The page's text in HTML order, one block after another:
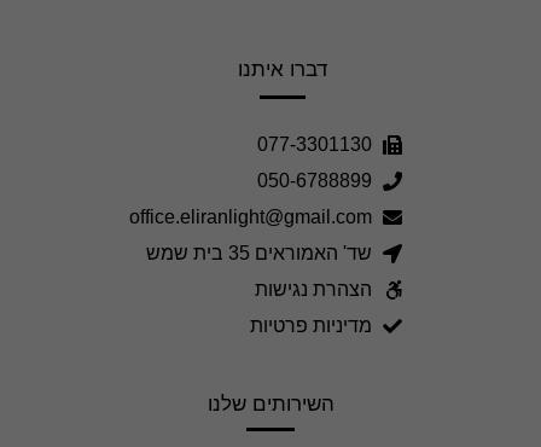
דברו איתנו
077-3301130
050-6788899
office.eliranlight@gmail.com
שד' האמוראים 35 בית שמש
הצהרת נגישות
מדיניות פרטיות
השירותים שלנו